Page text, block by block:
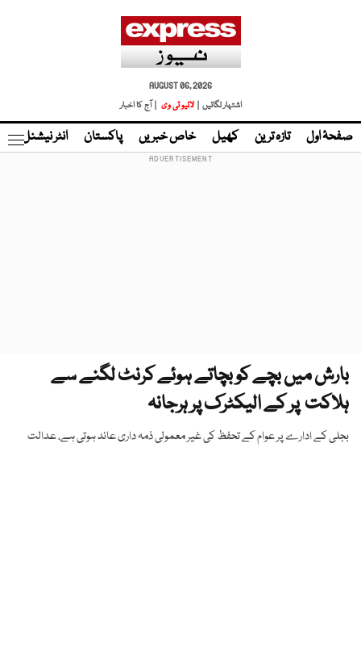
AUGUST 06, 2026
اشتہار لگائیں |
لائیو ٹی وی | آج کا اخبار
صفحۂ اول تازہ ترین کھیل خاص خبریں پاکستان انٹر نیشنل
بارش میں بچے کو بچاتے ہوئے کرنٹ لگنے سے
ہلاکت پر کے الیکٹرک پر ہرجانہ
بجلی کے ادارے پر عوام کے تحفظ کی غیر معمولی ذمہ داری عائد ہوتی ہے، عدالت